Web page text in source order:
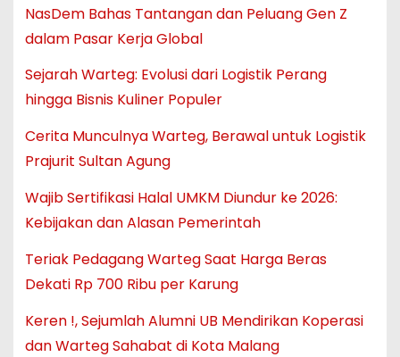
NasDem Bahas Tantangan dan Peluang Gen Z
dalam Pasar Kerja Global
Sejarah Warteg: Evolusi dari Logistik Perang
hingga Bisnis Kuliner Populer
Cerita Munculnya Warteg, Berawal untuk Logistik
Prajurit Sultan Agung
Wajib Sertifikasi Halal UMKM Diundur ke 2026:
Kebijakan dan Alasan Pemerintah
Teriak Pedagang Warteg Saat Harga Beras
Dekati Rp 700 Ribu per Karung
Keren !, Sejumlah Alumni UB Mendirikan Koperasi
dan Warteg Sahabat di Kota Malang